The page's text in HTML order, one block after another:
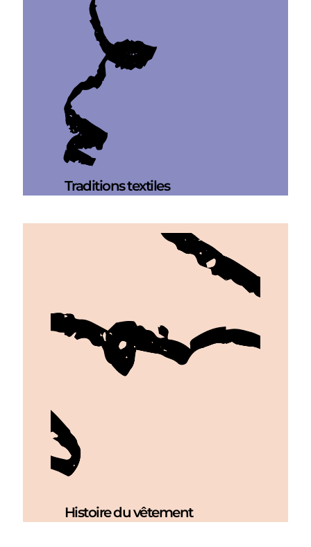
Traditions textiles
Histoire du vêtement